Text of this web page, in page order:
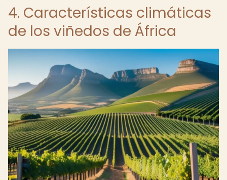
4. Características climáticas
de los viñedos de África